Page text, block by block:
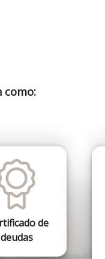
como:
de
deudas